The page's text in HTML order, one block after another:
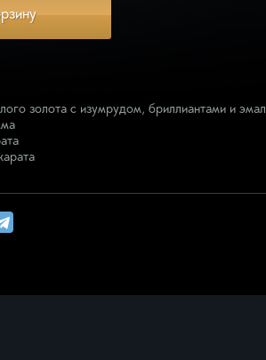
Подвески с цветными
золота с изумрудом, бриллиантами и